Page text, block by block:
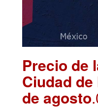
Precio de
Ciudad
de agosto